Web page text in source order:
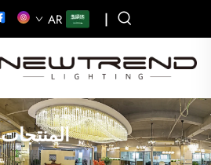
|
AR
المنتجات